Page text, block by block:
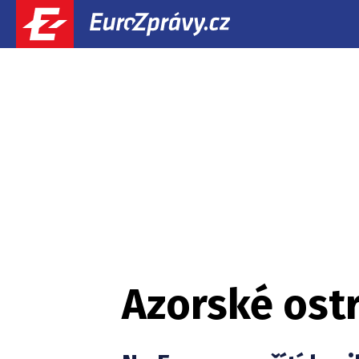
Azorské